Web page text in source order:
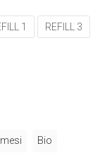
1 REFILL 3
Bio